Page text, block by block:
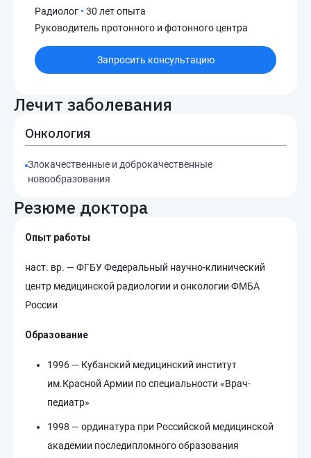
Радиолог • 30 лет опыта
Руководитель протонного и фотонного центра
Запросить консультацию
Лечит заболевания
Онкология
Злокачественные и доброкачественные
новообразования
Резюме доктора
Опыт работы
наст. вр. — ФГБУ Федеральный научно-клинический
центр медицинской радиологии и онкологии ФМБА
России
Образование
1996 — Кубанский медицинский институт
им.Красной Армии по специальности «Врач-
педиатр»
1998 — ординатура при Российской медицинской
академии последипломного образования